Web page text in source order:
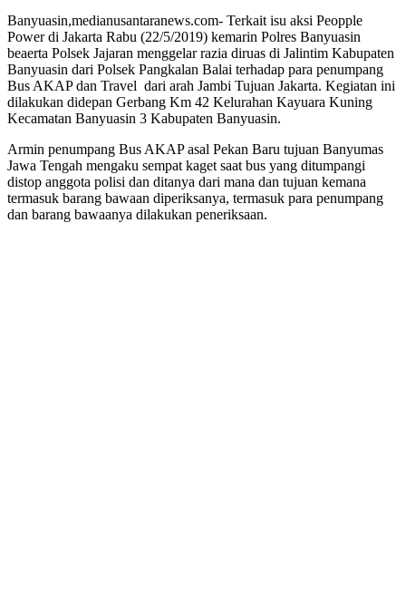
Banyuasin,medianusantaranews.com- Terkait isu aksi Peopple
Power di Jakarta Rabu (22/5/2019) kemarin Polres Banyuasin
beaerta Polsek Jajaran menggelar razia diruas di Jalintim Kabupaten
Banyuasin dari Polsek Pangkalan Balai terhadap para penumpang
Bus AKAP dan Travel dari arah Jambi Tujuan Jakarta. Kegiatan ini
dilakukan didepan Gerbang Km 42 Kelurahan Kayuara Kuning
Kecamatan Banyuasin 3 Kabupaten Banyuasin.
Armin penumpang Bus AKAP asal Pekan Baru tujuan Banyumas
Jawa Tengah mengaku sempat kaget saat bus yang ditumpangi
distop anggota polisi dan ditanya dari mana dan tujuan kemana
termasuk barang bawaan diperiksanya, termasuk para penumpang
dan barang bawaanya dilakukan peneriksaan.